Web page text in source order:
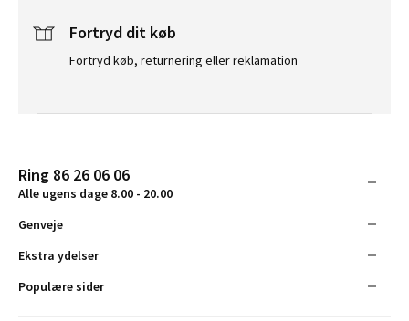
Fortryd dit køb
Fortryd køb, returnering eller reklamation
Ring 86 26 06 06
Alle ugens dage 8.00 - 20.00
Genveje
Ekstra ydelser
Populære sider